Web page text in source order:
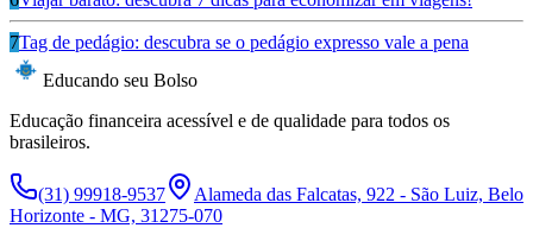
7Tag de pedágio: descubra se o pedágio expresso vale a pena
Educando seu Bolso
Educação financeira acessível e de qualidade para todos os
brasileiros.
(31) 99918-9537
Alameda das Falcatas, 922 - São Luiz, Belo
Horizonte - MG, 31275-070